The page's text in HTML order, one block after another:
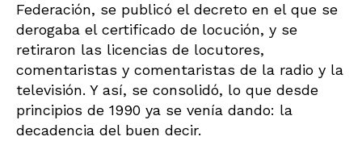
Federación, se publicó el decreto en el que se
derogaba el certificado de locución, y se
retiraron las licencias de locutores,
comentaristas y comentaristas de la radio y la
televisión. Y así, se consolidó, lo que desde
principios de 1990 ya se venía dando: la
decadencia del buen decir.